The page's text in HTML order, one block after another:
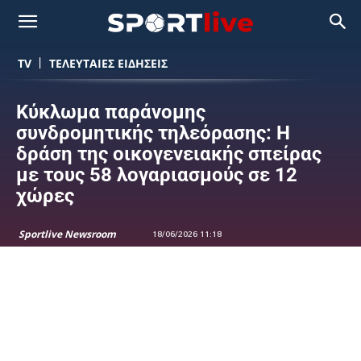
TV ΤΕΛΕΥΤΑΙΕΣ ΕΙΔΗΣΕΙΣ
Κύκλωμα παράνομης
συνδρομητικής τηλεόρασης: Η
δράση της οικογενειακής σπείρας
με τους 58 λογαριασμούς σε 12
χώρες
Sportlive Newsroom 18/06/2026 11:18